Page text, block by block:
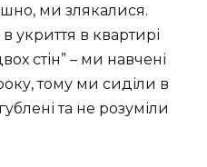
ми злякалися.
укриття в квартирі
стін” – ми навчені
тому ми сиділи в
та не розуміли